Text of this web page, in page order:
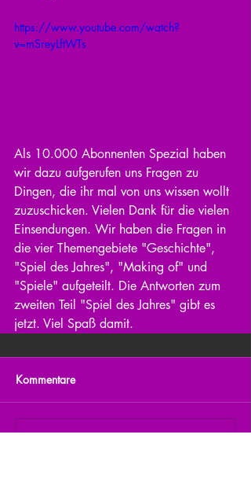
https://www.youtube.com/watch?
v=mSreyLftWTs
Als 10.000 Abonnenten Spezial haben
wir dazu aufgerufen uns Fragen zu
Dingen, die ihr mal von uns wissen wollt
zuzuschicken. Vielen Dank für die vielen
Einsendungen. Wir haben die Fragen in
die vier Themengebiete "Geschichte",
"Spiel des Jahres", "Making of" und
"Spiele" aufgeteilt. Die Antworten zum
zweiten Teil "Spiel des Jahres" gibt es
jetzt. Viel Spaß damit.
Kommentare